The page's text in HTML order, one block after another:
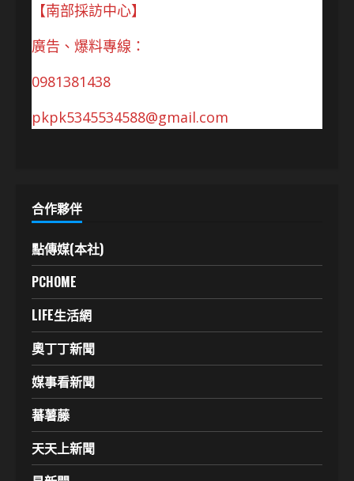
【南部採訪中心】
廣告、爆料專線：
0981381438
pkpk5345534588@gmail.com
合作夥伴
點傳媒(本社)
PCHOME
LIFE生活網
奧丁丁新聞
媒事看新聞
蕃薯藤
天天上新聞